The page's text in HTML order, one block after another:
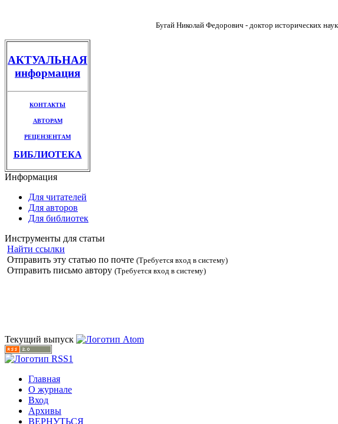
Бугай Николай Федорович - доктор исторических
АКТУАЛЬНАЯ
информация
КОНТАКТЫ
АВТОРАМ
РЕЦЕНЗЕНТАМ
БИБЛИОТЕКА
Информация
Для читателей
Для авторов
Для библиотек
Инструменты для статьи
Найти ссылки
Отправить эту статью по почте (Требуется вход в систему)
Отправить письмо автору (Требуется вход в систему)
Текущий выпуск
Главная
О журнале
Вход
Архивы
ВЕРНУТЬСЯ